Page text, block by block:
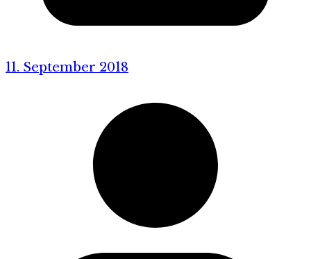
11. September 2018